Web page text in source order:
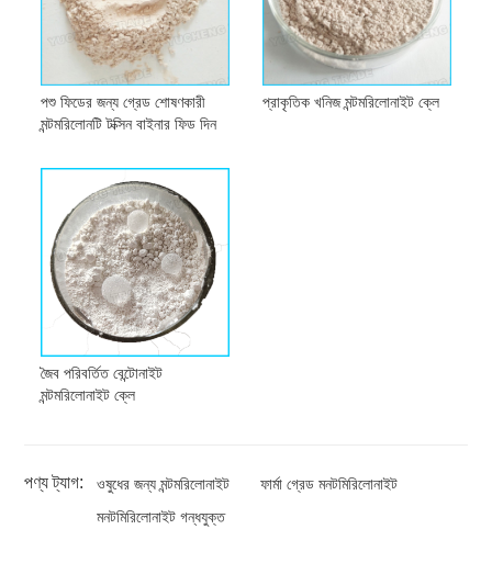
পশু ফিডের জন্য গ্রেড শোষণকারী
মন্টমরিলোনটি টক্সিন বাইনার ফিড দিন
প্রাকৃতিক খনিজ মন্টমরিলোনাইট ক্লে
জৈব পরিবর্তিত বেন্টোনাইট
মন্টমরিলোনাইট ক্লে
পণ্য ট্যাগ: ওষুধের জন্য মন্টমরিলোনাইট
ফার্মা গ্রেড মনটমিরিলোনাইট
মনটমিরিলোনাইট গন্ধযুক্ত